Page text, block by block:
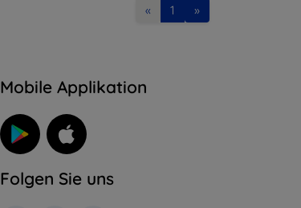
« 1 »
Mobile Applikation
Folgen Sie uns